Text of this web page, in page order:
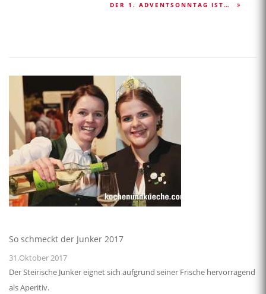
DER 1. ADVENTSONNTAG IST…
So schmeckt der Junker 2017
31.Oktober 2017
Der Steirische Junker eignet sich aufgrund seiner Frische hervorragend
als Aperitiv.